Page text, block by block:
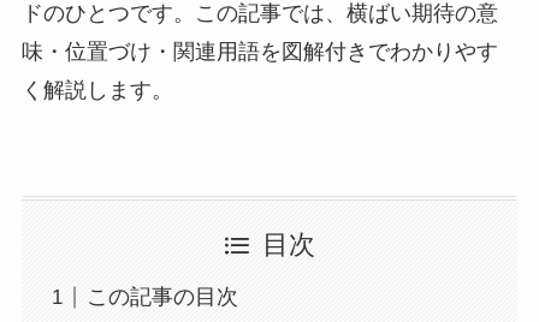
ドのひとつです。この記事では、横ばい期待の意
味・位置づけ・関連用語を図解付きでわかりやす
く解説します。
目次
この記事の目次